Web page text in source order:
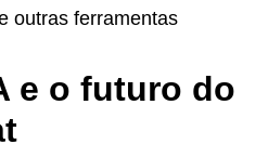
outras ferramentas
e o futuro do